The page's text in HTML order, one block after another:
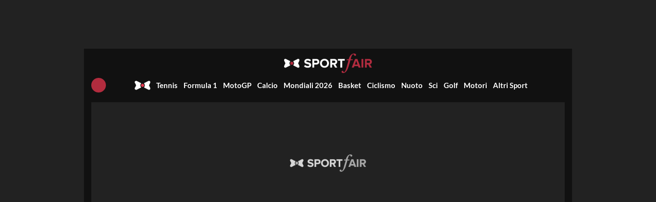
Tennis Formula 1 MotoGP Calcio Mondiali 2026 Basket Ciclismo Nuoto Sci Golf Motori Altri Sport